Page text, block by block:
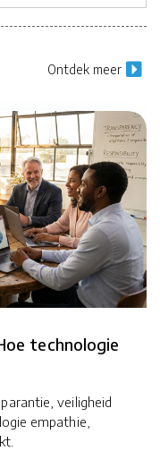
Ontdek meer
technologie
veiligheid
empathie,